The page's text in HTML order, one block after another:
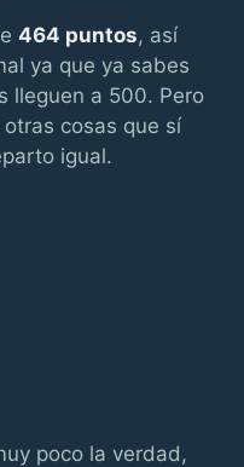
464 puntos, así
ya que ya sabes
lleguen a 500. Pero
cosas que sí
igual.
poco la verdad,